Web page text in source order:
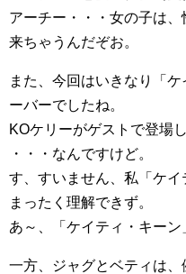
アーチー・・・女の子は
来ちゃうんだぞお。
また、今回はいきなり「
ーバーでしたね。
KOケリーがゲストで登場
・・・なんですけど。
す、すいません、私「ケイ
まったく理解できず。
あ～、「ケイティ・キーン
一方、ジャグとベティは、